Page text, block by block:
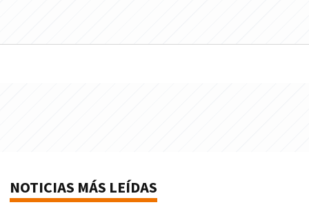
NOTICIAS MÁS LEÍDAS